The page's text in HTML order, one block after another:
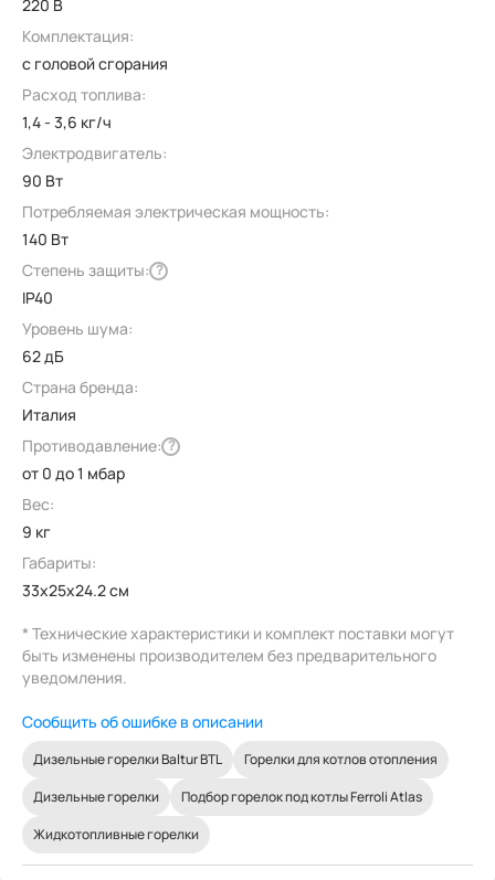
220 В
Комплектация:
с головой сгорания
Расход топлива:
1,4 - 3,6 кг/ч
Электродвигатель:
90 Вт
Потребляемая электрическая мощность:
140 Вт
Степень защиты: ?
IP40
Уровень шума:
62 дБ
Страна бренда:
Италия
Противодавление: ?
от 0 до 1 мбар
Вес:
9 кг
Габариты:
33x25x24.2 см
* Технические характеристики и комплект поставки могут
быть изменены производителем без предварительного
уведомления.
Сообщить об ошибке в описании
Дизельные горелки Baltur BTL
Горелки для котлов отопления
Дизельные горелки
Подбор горелок под котлы Ferroli Atlas
Жидкотопливные горелки